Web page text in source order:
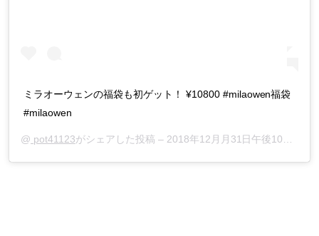
ミラオーウェンの福袋も初ゲット！ ¥10800 #milaowen福袋
#milaowen
@ pot41123がシェアした投稿 – 2018年12月月31日午後10時39分PST